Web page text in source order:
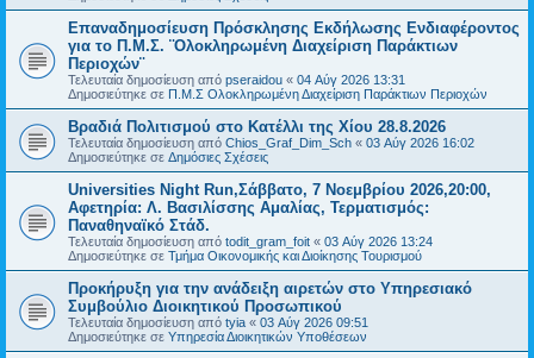
Επαναδημοσίευση Πρόσκλησης Εκδήλωσης Ενδιαφέροντος
για το Π.Μ.Σ. ¨Ολοκληρωμένη Διαχείριση Παράκτιων
Περιοχών¨
Τελευταία δημοσίευση από pseraidou « 04 Αύγ 2026 13:31
Δημοσιεύτηκε σε Π.Μ.Σ Ολοκληρωμένη Διαχείριση Παράκτιων Περιοχών
Βραδιά Πολιτισμού στο Κατέλλι της Χίου 28.8.2026
Τελευταία δημοσίευση από Chios_Graf_Dim_Sch « 03 Αύγ 2026 16:02
Δημοσιεύτηκε σε Δημόσιες Σχέσεις
Universities Night Run,Σάββατο, 7 Νοεμβρίου 2026,20:00,
Αφετηρία: Λ. Βασιλίσσης Αμαλίας, Τερματισμός:
Παναθηναϊκό Στάδ.
Τελευταία δημοσίευση από todit_gram_foit « 03 Αύγ 2026 13:24
Δημοσιεύτηκε σε Τμήμα Οικονομικής και Διοίκησης Τουρισμού
Προκήρυξη για την ανάδειξη αιρετών στο Υπηρεσιακό
Συμβούλιο Διοικητικού Προσωπικού
Τελευταία δημοσίευση από tyia « 03 Αύγ 2026 09:51
Δημοσιεύτηκε σε Υπηρεσία Διοικητικών Υποθέσεων